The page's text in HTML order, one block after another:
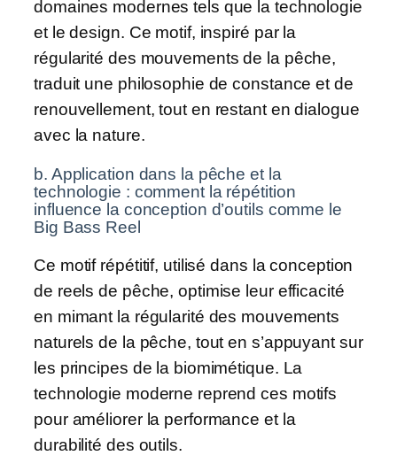
domaines modernes tels que la technologie
et le design. Ce motif, inspiré par la
régularité des mouvements de la pêche,
traduit une philosophie de constance et de
renouvellement, tout en restant en dialogue
avec la nature.
b. Application dans la pêche et la
technologie : comment la répétition
influence la conception d’outils comme le
Big Bass Reel
Ce motif répétitif, utilisé dans la conception
de reels de pêche, optimise leur efficacité
en mimant la régularité des mouvements
naturels de la pêche, tout en s’appuyant sur
les principes de la biomimétique. La
technologie moderne reprend ces motifs
pour améliorer la performance et la
durabilité des outils.